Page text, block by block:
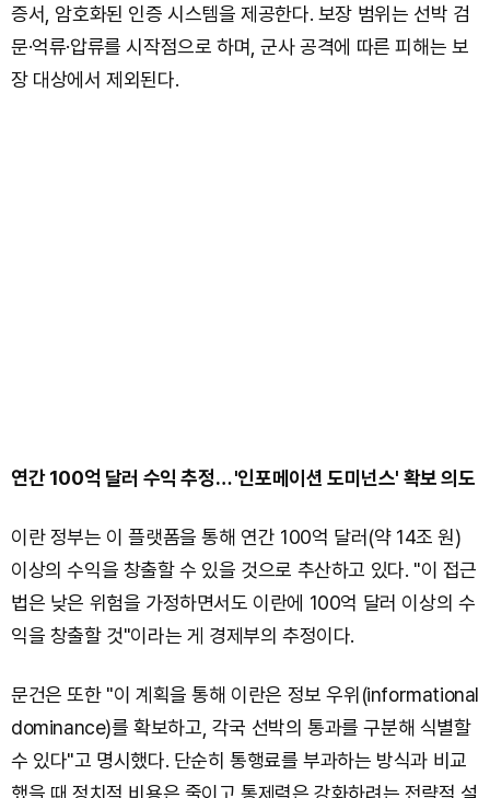
증서, 암호화된 인증 시스템을 제공한다. 보장 범위는 선박 검
문·억류·압류를 시작점으로 하며, 군사 공격에 따른 피해는 보
장 대상에서 제외된다.
연간 100억 달러 수익 추정… '인포메이션 도미넌스' 확보 의도
이란 정부는 이 플랫폼을 통해 연간 100억 달러(약 14조 원)
이상의 수익을 창출할 수 있을 것으로 추산하고 있다. "이 접근
법은 낮은 위험을 가정하면서도 이란에 100억 달러 이상의 수
익을 창출할 것"이라는 게 경제부의 추정이다.
문건은 또한 "이 계획을 통해 이란은 정보 우위(informational
dominance)를 확보하고, 각국 선박의 통과를 구분해 식별할
수 있다"고 명시했다. 단순히 통행료를 부과하는 방식과 비교
했을 때 정치적 비용은 줄이고 통제력은 강화하려는 전략적 설